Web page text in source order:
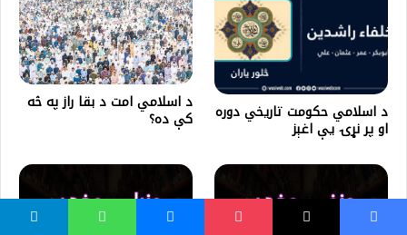
د اسلامي حکومت تاریخي دوره
او پر نړۍ یې اغېز
د اسلامي امت د بقا راز په څه
کې ده؟